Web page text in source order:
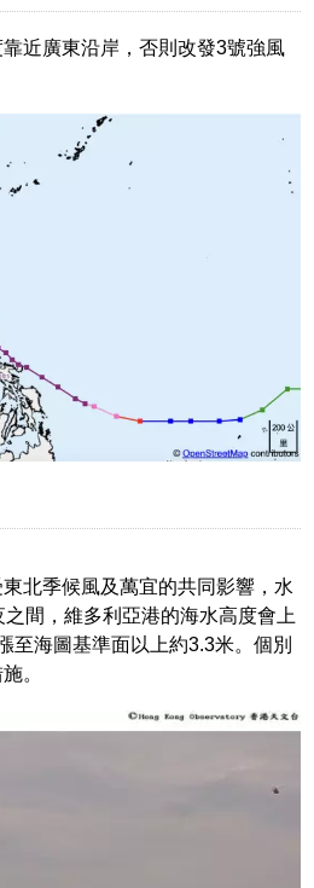
近廣東沿岸，否則改發3號強風
北季候風及萬宜的共同影響，水
間，維多利亞港的海水高度會上
至海圖基準面以上約3.3米。個別
。